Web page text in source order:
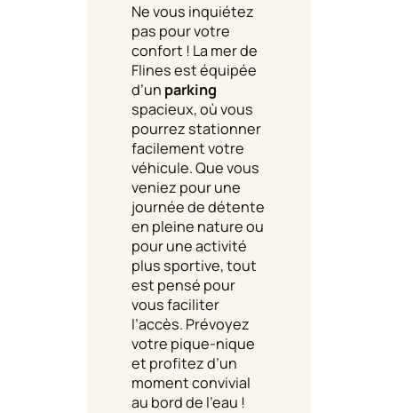
Ne vous inquiétez
pas pour votre
confort ! La mer de
Flines est équipée
d’un parking
spacieux, où vous
pourrez stationner
facilement votre
véhicule. Que vous
veniez pour une
journée de détente
en pleine nature ou
pour une activité
plus sportive, tout
est pensé pour
vous faciliter
l’accès. Prévoyez
votre pique-nique
et profitez d’un
moment convivial
au bord de l’eau !